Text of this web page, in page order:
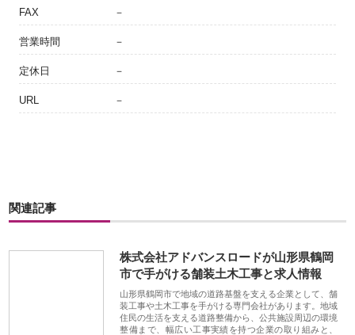
FAX －
営業時間 －
定休日 －
URL －
関連記事
株式会社アドバンスロードが山形県鶴岡
市で手がける舗装土木工事と求人情報
山形県鶴岡市で地域の道路基盤を支える企業として、舗
装工事や土木工事を手がける専門会社があります。地域
住民の生活を支える道路整備から、公共施設周辺の環境
整備まで、幅広い工事実績を持つ企業の取り組みと、